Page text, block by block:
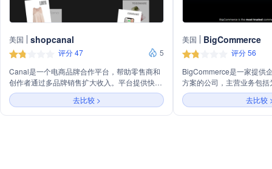
美国 shopcanal
评分 47
5
Canal是一个电商品牌合作平台，帮助零售商和
创作者通过多品牌销售扩大收入。平台提供快速
上架第三方产品、定制化Dropshipping解决方
案、轻松管理第三方产品和合作伙伴、设计无缝
的顾客体验等服务。Canal支持平台无关性，提
去比较 >
美国 BigCommerce
评分 56
BigCommerce是一家提供
方案的公司，主营业务包
活、可扩展的SaaS平台，
模式。公司通过开放的API
帮助商家实现个性化定制
去比较